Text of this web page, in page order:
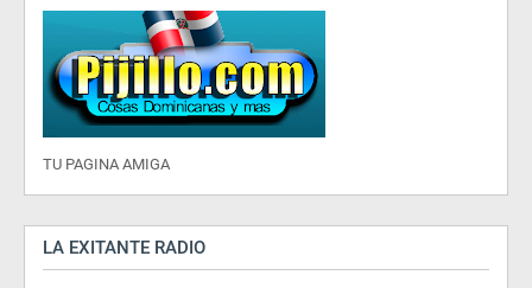
TU PAGINA AMIGA
LA EXITANTE RADIO